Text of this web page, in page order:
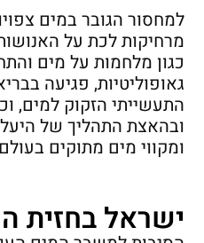
למחסור הגובר במים
מרחיקות לכת על
כגון מלחמות על מים
גאופוליטיות, פגיעה
התעשייתי הזקוק למים,
ובהאצת התהליך של
ומקווי מים מתוקים
ישראל בחזית